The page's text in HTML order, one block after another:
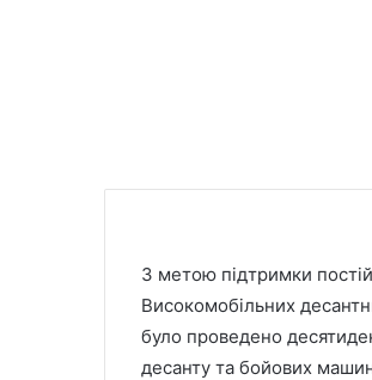
З метою підтримки
Високомобільних
було проведено
десанту та бойових